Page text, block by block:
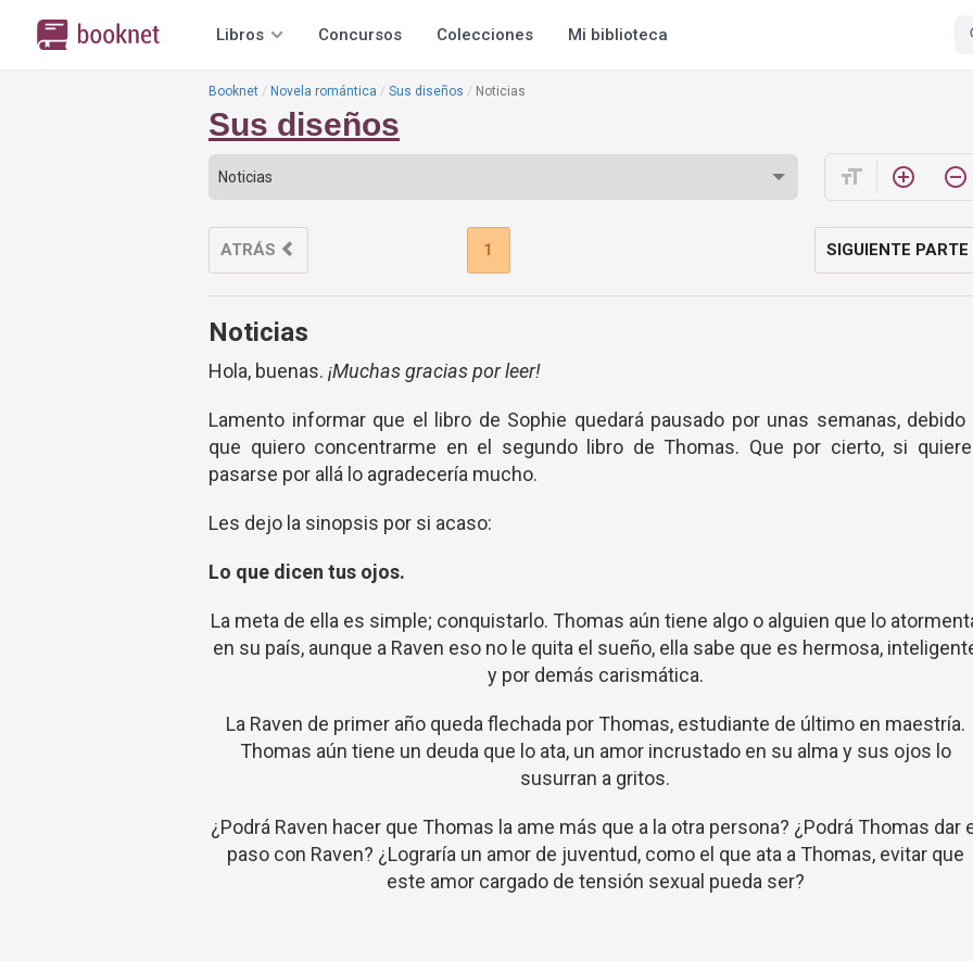
Libros Concursos Colecciones Mi biblioteca
Booknet Novela romántica Sus diseños Noticias
Sus diseños
format_size add_circle_outline remove_circle_outline
ATRÁS 1 SIGUIENTE PARTE
Noticias
Hola, buenas. ¡Muchas gracias por leer!
Lamento informar que el libro de Sophie quedará pausado por unas semanas, debido
que quiero concentrarme en el segundo libro de Thomas. Que por cierto, si
pasarse por allá lo agradecería mucho.
Les dejo la sinopsis por si acaso:
Lo que dicen tus ojos.
La meta de ella es simple; conquistarlo. Thomas aún tiene algo o alguien que lo
en su país, aunque a Raven eso no le quita el sueño, ella sabe que es hermosa,
y por demás carismática.
La Raven de primer año queda flechada por Thomas, estudiante de último en maestría.
Thomas aún tiene un deuda que lo ata, un amor incrustado en su alma y sus ojos lo
susurran a gritos.
¿Podrá Raven hacer que Thomas la ame más que a la otra persona? ¿Podrá Thomas dar
paso con Raven? ¿Lograría un amor de juventud, como el que ata a Thomas, evitar que
este amor cargado de tensión sexual pueda ser?